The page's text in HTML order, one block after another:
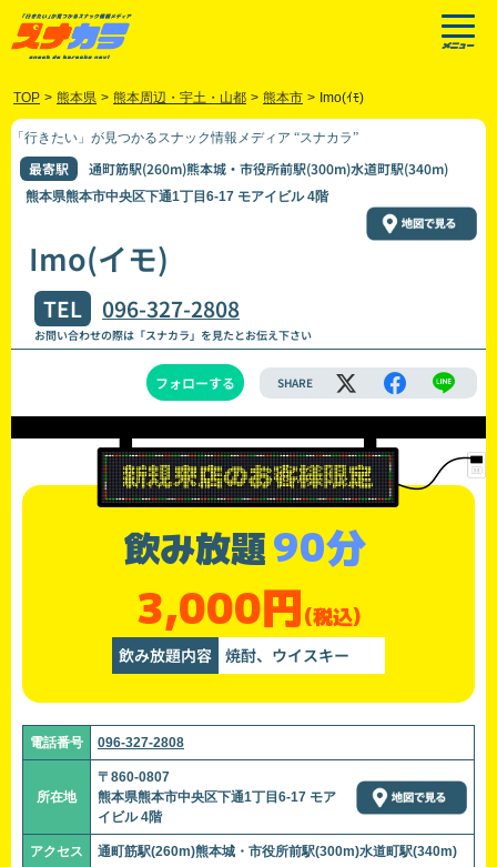
TOP > 熊本県 > 熊本周辺・宇土・山都 > 熊本市 > Imo(ｲﾓ)
「行きたい」が見つかるスナック情報メディア “スナカラ”
最寄駅 通町筋駅(260m)熊本城・市役所前駅(300m)水道町駅(340m)
熊本県熊本市中央区下通1丁目6-17 モアイビル 4階
Imo(イモ)
TEL 096-327-2808
お問い合わせの際は「スナカラ」を見たとお伝え下さい
フォローする SHARE
飲み放題90分
3,000円(税込)
飲み放題内容 焼酎、ウイスキー
電話番号 096-327-2808
所在地
〒860-0807
熊本県熊本市中央区下通1丁目6-17 モア
イビル 4階
アクセス 通町筋駅(260m)熊本城・市役所前駅(300m)水道町駅(340m)